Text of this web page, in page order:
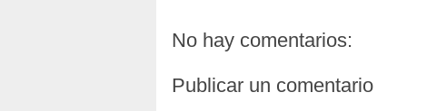
No hay comentarios:
Publicar un comentario